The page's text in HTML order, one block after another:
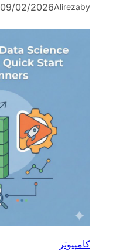
by
Alireza
09/02/2026
کامپیوتر